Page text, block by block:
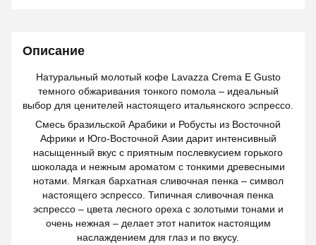
Описание
Натуральный молотый кофе Lavazza Crema E Gusto
темного обжаривания тонкого помола – идеальный
выбор для ценителей настоящего итальянского эспрессо.
Смесь бразильской Арабики и Робусты из Восточной
Африки и Юго-Восточной Азии дарит интенсивный
насыщенный вкус с приятным послевкусием горького
шоколада и нежным ароматом с тонкими древесными
нотами. Мягкая бархатная сливочная пенка – символ
настоящего эспрессо. Типичная сливочная пенка
эспрессо – цвета лесного ореха с золотыми тонами и
очень нежная – делает этот напиток настоящим
наслаждением для глаз и по вкусу.